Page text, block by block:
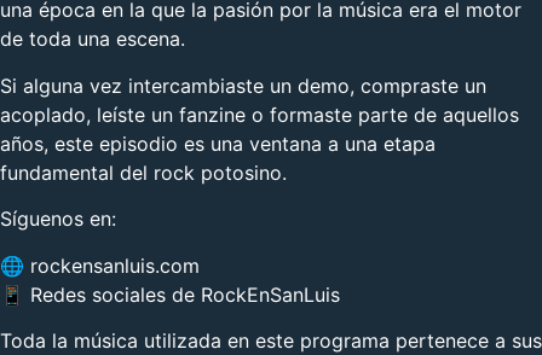
una época en la que la pasión por la música era el motor
de toda una escena.
Si alguna vez intercambiaste un demo, compraste un
acoplado, leíste un fanzine o formaste parte de aquellos
años, este episodio es una ventana a una etapa
fundamental del rock potosino.
Síguenos en:
🌐 rockensanluis.com
📱 Redes sociales de RockEnSanLuis
Toda la música utilizada en este programa pertenece a sus